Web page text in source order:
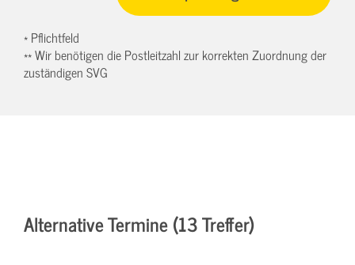
* Pflichtfeld
** Wir benötigen die Postleitzahl zur korrekten Zuordnung der
zuständigen SVG
Alternative Termine (13 Treffer)